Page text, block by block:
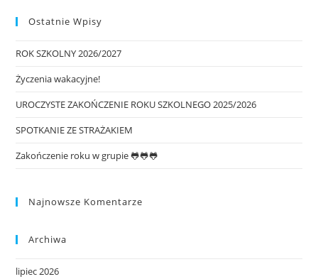
Ostatnie Wpisy
ROK SZKOLNY 2026/2027
Życzenia wakacyjne!
UROCZYSTE ZAKOŃCZENIE ROKU SZKOLNEGO 2025/2026
SPOTKANIE ZE STRAŻAKIEM
Zakończenie roku w grupie 🐸🐸🐸
Najnowsze Komentarze
Archiwa
lipiec 2026